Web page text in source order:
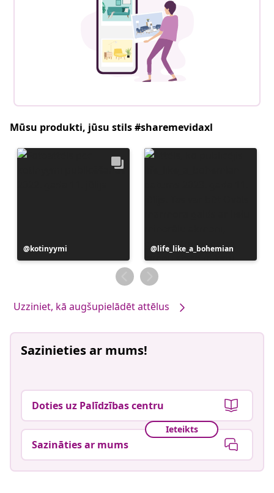
Mūsu produkti, jūsu stils #sharemevidaxl
Ierakstu
publicējis
kotinyymi
Ierakstu
publicējis
life_like_a_bohemian
Uzziniet, kā augšupielādēt attēlus
Sazinieties ar mums!
Doties uz Palīdzības centru
Ieteikts
Sazināties ar mums